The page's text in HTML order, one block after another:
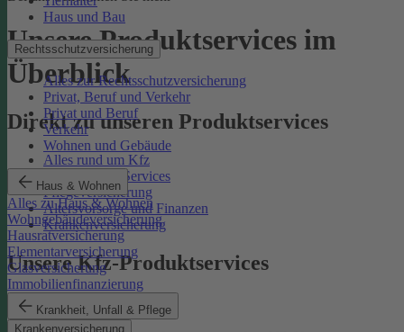
Haus und Bau
Rechtsschutzversicherung
Alles zur Rechtsschutzversicherung
Privat, Beruf und Verkehr
Privat und Beruf
Verkehr
Wohnen und Gebäude
Haus & Wohnen
Alles zu Haus & Wohnen
Wohngebäudeversicherung
Hausratversicherung
Elementarversicherung
Glasversicherung
Immobilienfinanzierung
Krankheit, Unfall & Pflege
Krankenversicherung
Unsere Produktservices im
Überblick
Direkt zu unseren Produktservices
Alles rund um Kfz
Rechtsschutz-Services
Pflegeversicherung
Altersvorsorge und Finanzen
Krankenversicherung
Unsere Kfz-Produktservices
eVB-Nummer